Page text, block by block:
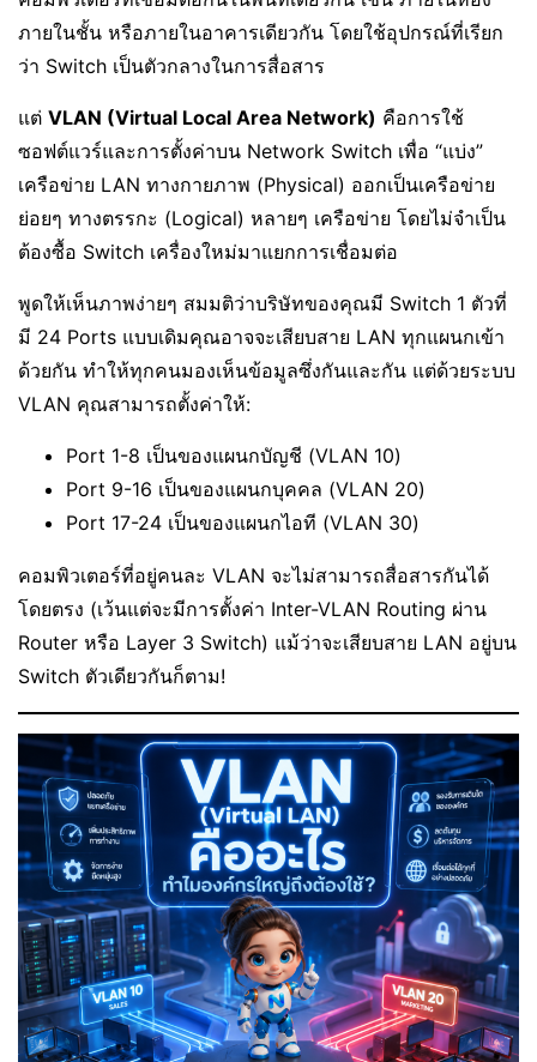
ภายในชั้น หรือภายในอาคารเดียวกัน โดยใช้อุปกรณ์ที่เรียก
ว่า Switch เป็นตัวกลางในการสื่อสาร
แต่ VLAN (Virtual Local Area Network) คือการใช้
ซอฟต์แวร์และการตั้งค่าบน Network Switch เพื่อ “แบ่ง”
เครือข่าย LAN ทางกายภาพ (Physical) ออกเป็นเครือข่าย
ย่อยๆ ทางตรรกะ (Logical) หลายๆ เครือข่าย โดยไม่จำเป็น
ต้องซื้อ Switch เครื่องใหม่มาแยกการเชื่อมต่อ
พูดให้เห็นภาพง่ายๆ สมมติว่าบริษัทของคุณมี Switch 1 ตัวที่
มี 24 Ports แบบเดิมคุณอาจจะเสียบสาย LAN ทุกแผนกเข้า
ด้วยกัน ทำให้ทุกคนมองเห็นข้อมูลซึ่งกันและกัน แต่ด้วยระบบ
VLAN คุณสามารถตั้งค่าให้:
Port 1-8 เป็นของแผนกบัญชี (VLAN 10)
Port 9-16 เป็นของแผนกบุคคล (VLAN 20)
Port 17-24 เป็นของแผนกไอที (VLAN 30)
คอมพิวเตอร์ที่อยู่คนละ VLAN จะไม่สามารถสื่อสารกันได้
โดยตรง (เว้นแต่จะมีการตั้งค่า Inter-VLAN Routing ผ่าน
Router หรือ Layer 3 Switch) แม้ว่าจะเสียบสาย LAN อยู่บน
Switch ตัวเดียวกันก็ตาม!